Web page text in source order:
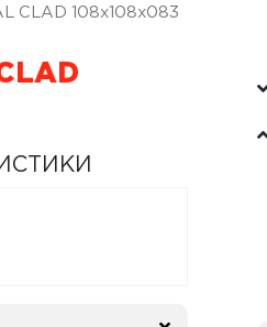
CLAD 108x108x083